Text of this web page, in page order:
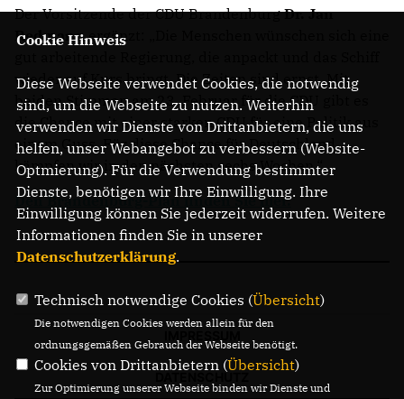
Der Vorsitzende der CDU BrandenburgDr. Jan
Redmannergänzt: „Die Menschen wünschen sich eine
wieder auf Kurs bringt. Die Zeiten sind ernst. Mit
beiden Stimmen am 23. Februar für die CDU gibt es
die Chance mit einer starken CDU für eine Politik aus
einem Guss. Für diese Chance für Deutschland
kämpfen wir in den nächsten sechs Wochen.“
Den Brandenburg-Plan finden Sie hier.
DATENSCHUTZ
Cookie Hinweis
Diese Webseite verwendet Cookies, die notwendig
sind, um die Webseite zu nutzen. Weiterhin
verwenden wir Dienste von Drittanbietern, die uns
helfen, unser Webangebot zu verbessern (Website-
Optmierung). Für die Verwendung bestimmter
Dienste, benötigen wir Ihre Einwilligung. Ihre
Einwilligung können Sie jederzeit widerrufen. Weitere
Informationen finden Sie in unserer
Datenschutzerklärung.
Technisch notwendige Cookies (Übersicht)
Die notwendigen Cookies werden allein für den
ordnungsgemäßen Gebrauch der Webseite benötigt.
Cookies von Drittanbietern (Übersicht)
Zur Optimierung unserer Webseite binden wir Dienste und